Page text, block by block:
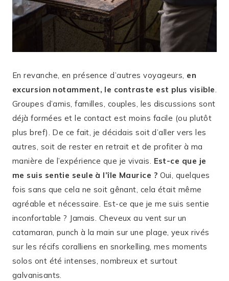
En revanche, en présence d’autres voyageurs, en
excursion notamment, le contraste est plus visible.
Groupes d’amis, familles, couples, les discussions sont
déjà formées et le contact est moins facile (ou plutôt
plus bref). De ce fait, je décidais soit d’aller vers les
autres, soit de rester en retrait et de profiter à ma
manière de l’expérience que je vivais. Est-ce que je
me suis sentie seule à l’île Maurice ? Oui, quelques
fois sans que cela ne soit gênant, cela était même
agréable et nécessaire. Est-ce que je me suis sentie
inconfortable ? Jamais. Cheveux au vent sur un
catamaran, punch à la main sur une plage, yeux rivés
sur les récifs coralliens en snorkelling, mes moments
solos ont été intenses, nombreux et surtout
galvanisants.